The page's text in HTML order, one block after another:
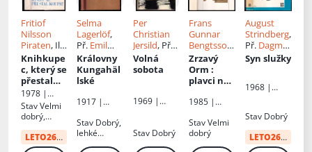
Fritiof
Nilsson
Piraten, Il.
Josef
Liesler, Př.
Radko
Kejzlar
Knihkupe
c, který se
přestal
koupat
1978 |
Práce
StavVelmi
dobrý,
hřbet
LETO26od: 10 Kč
Selma
Lagerlöf,
Př. Emil
Walter
Královny
Kungahäl
lské
1917 |
Stav Dobrý,
lehké
Per
Christian
Jersild, Př.
Josef
Vohryzek
Volná
sobota
1969 |
Stav Dobrý
Frans
Gunnar
Bengtsson,
Il.Adolf
Born , Př.
Nina
Neumann
ová,
Köllnová-
Ehrmanno
vá
Zrzavý
Orm:
plavci na
doma a
lodi
1985 |
StavVelmi
dobrý
August
Strindberg,
Př. Dagmar
Chvojková
Syn služky
1968 |
Stav Dobrý
LETO26od: